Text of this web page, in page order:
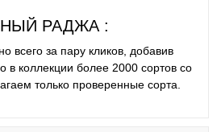
РАДЖА :
всего за пару кликов, добавив
в коллекции более 2000 сортов со
только проверенные сорта.